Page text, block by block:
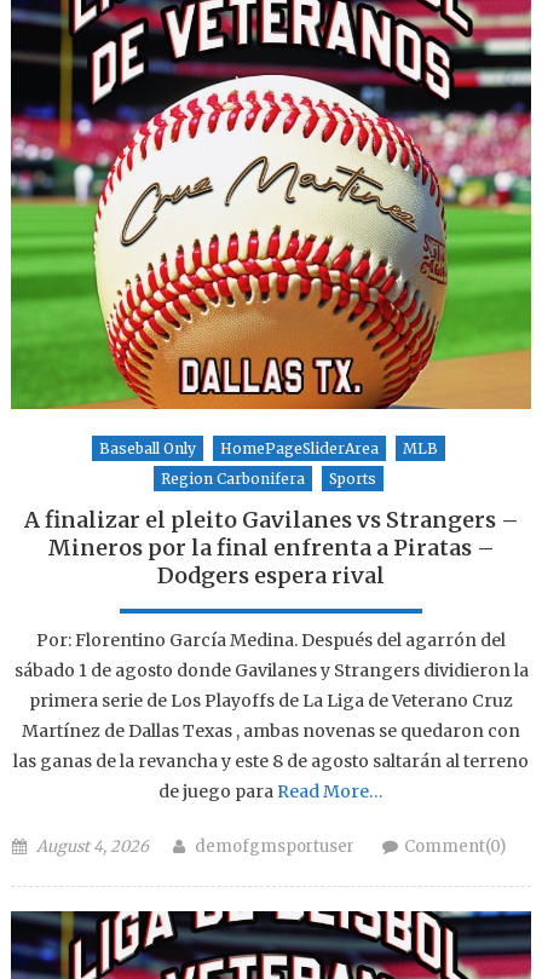
Baseball Only HomePageSliderArea
MLB
Region Carbonifera
Sports
A finalizar el pleito Gavilanes vs Strangers –
Mineros por la final enfrenta a Piratas –
Dodgers espera rival
Por: Florentino García Medina. Después del agarrón del
sábado 1 de agosto donde Gavilanes y Strangers dividieron la
primera serie de Los Playoffs de La Liga de Veterano Cruz
Martínez de Dallas Texas , ambas novenas se quedaron con
las ganas de la revancha y este 8 de agosto saltarán al terreno
de juego para Read More…
Posted on
August 4, 2026 Author
demofgmsportuser Comment(0)